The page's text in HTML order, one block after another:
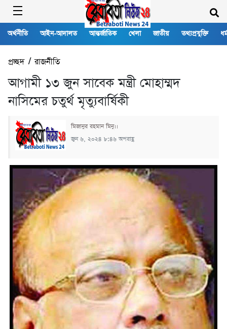
অর্থনীতি আইন-আদালত আন্তর্জাতিক খেলা জাতীয় তথ্যপ্রযুক্তি
প্রচ্ছদ/রাজনীতি
আগামী ১৩ জুন সাবেক মন্ত্রী মোহাম্মদ
নাসিমের চতুর্থ মৃত্যুবার্ষিকী
মিজানুর রহমান মিনু।।
জুন ৬, ২০২৪ ৮:৪৬ অপরাহ্ণ